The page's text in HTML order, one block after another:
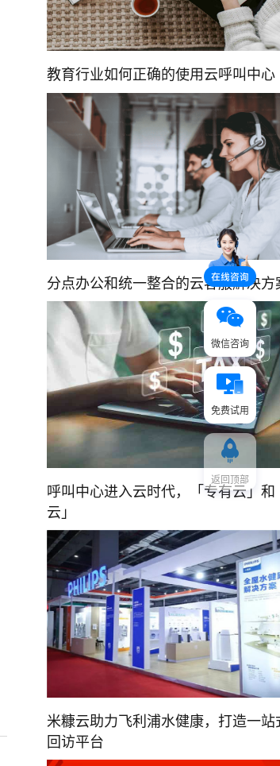
教育行业如何正确的使用云呼叫中心
分点办公和统一整合的云客服解决方
呼叫中心进入云时代，「专有云」和
云」
米糠云助力飞利浦水健康，打造一站
回访平台
微信咨询
免费试用
返回顶部